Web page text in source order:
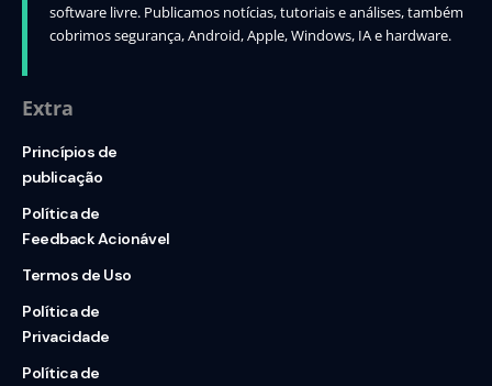
software livre. Publicamos notícias, tutoriais e análises, também
cobrimos segurança, Android, Apple, Windows, IA e hardware.
Extra
Princípios de
publicação
Política de
Feedback Acionável
Termos de Uso
Política de
Privacidade
Política de